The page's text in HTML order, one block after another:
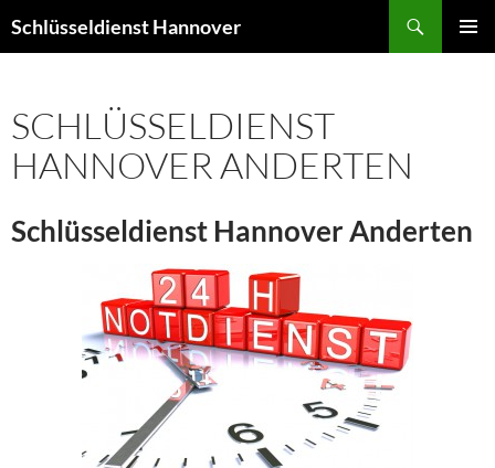
Inhalt
Schlüsseldienst Hannover
SCHLÜSSELDIENST
HANNOVER ANDERTEN
Schlüsseldienst Hannover Anderten